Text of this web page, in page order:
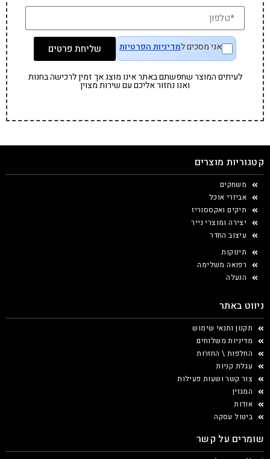
אני מסכים למדיניות הפרטיות שליחת פרטים
לעיתים המוצר שחפשתם באתר אינו מוצג אך זמין לרכישה בחנות
ואנו נחזור אליכם עם שירות מצוין
קטגוריות מוצרים
משחקים
אביזרי אוכל
תיקים ואקססוריז
יצירה ומוצרי נייר
עיצוב החדר
תינוקות
רפואה משלימה
הנעלה
ניווט באתר
תקנון ותנאי שימוש
מדיניות משלוחים
החלפות \ החזרות
עגלת קניות
צור קשר ושעות פעילות
המגזין
אודות
ביטול עסקה
שומרים על קשר